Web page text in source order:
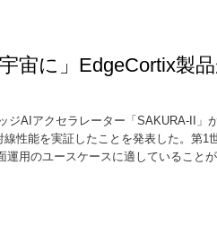
宙に」EdgeCortix製
ジAIアクセラレーター「SAKURA-II」
線性能を実証したことを発表した。第1
運用のユースケースに適していること